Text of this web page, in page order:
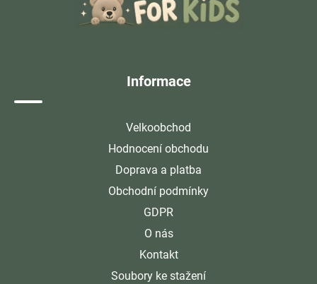
Informace
Velkoobchod
Hodnocení obchodu
Doprava a platba
Obchodní podmínky
GDPR
O nás
Kontakt
Soubory ke stažení